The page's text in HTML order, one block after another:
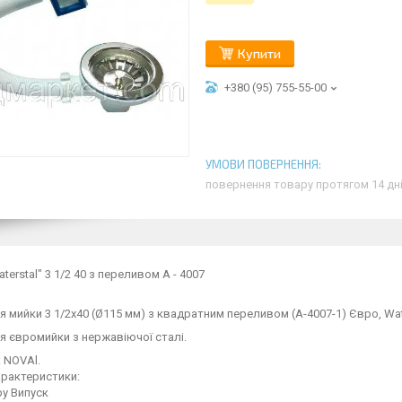
Купити
+380 (95) 755-55-00
повернення товару протягом 14
3 1/2 40 з переливом А - 4007
мийки 3 1/2х40 (Ø115 мм) з квадратним переливом (А-4007-1) Євро,
євромийки з нержавіючої сталі.
Випуск